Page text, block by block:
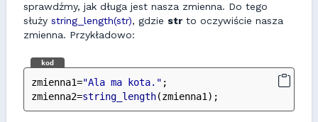
sprawdźmy, jak długa jest nasza zmienna. Do tego
służy string_length(str), gdzie str to oczywiście nasza
zmienna. Przykładowo:
kod
zmienna1="Ala ma kota." ;
zmienna2=string_length(zmienna1);